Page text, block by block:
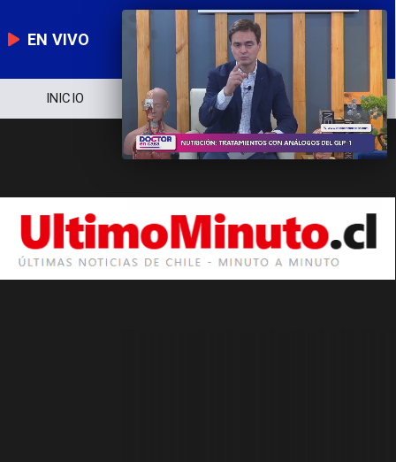
EN VIVO
INICIO NOTICIERO POLÍTICA